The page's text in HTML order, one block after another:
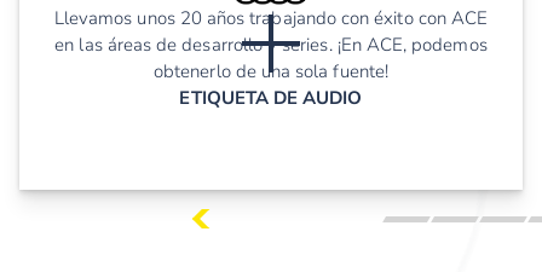
Llevamos unos 20 años trabajando con éxito con ACE
en las áreas de desarrollo y series. ¡En ACE, podemos
obtenerlo de una sola fuente!
ETIQUETA DE AUDIO